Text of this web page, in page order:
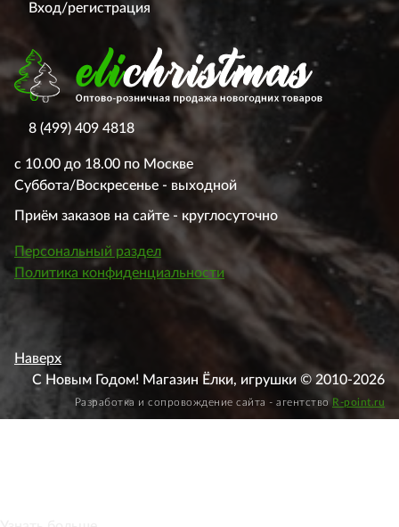
Вход/регистрация
8 (499) 409 4818
с 10.00 до 18.00 по Москве
Суббота/Воскресенье - выходной
Приём заказов на сайте - круглосуточно
Персональный раздел
Политика конфиденциальности
Наверх
С Новым Годом! Магазин Ёлки, игрушки © 2010-2026
Разработка и сопровождение сайта - агентство R-point.ru